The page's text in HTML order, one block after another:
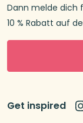
Dann melde dich
10 % Rabatt auf
Get inspired